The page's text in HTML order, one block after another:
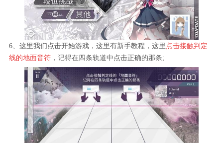
6、这里我们点击开始游戏，这里有新手教程，这里 点击接触判定
线的地面音符，记得在四条轨道中点击正确的那条;